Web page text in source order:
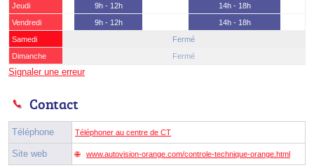
Jeudi
9h - 12h
14h - 18h
Vendredi
9h - 12h
14h - 18h
Samedi
Fermé
Dimanche
Fermé
Signaler une erreur
Contact
Téléphone Téléphoner au centre de CT
Site web www.autovision-orange.com/controle-technique-orange.html